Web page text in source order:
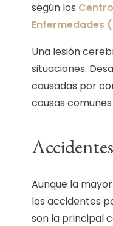
según los
Enfermedades
Una lesión
situaciones.
causadas por
causas
Aunque la
los accidentes
son la principal